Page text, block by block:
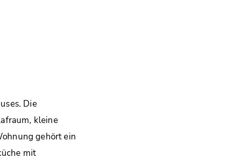
Die
kleine
gehört ein
mit